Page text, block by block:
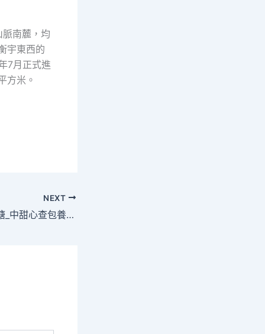
南麓，均
宇東西的
7月正式進
方米。
NEXT
走進邊疆新村紐林塘_中甜心查包養網國網